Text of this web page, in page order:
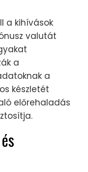
a kihívások
valutát
a
a
készletét
előrehaladás